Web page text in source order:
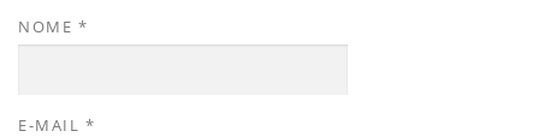
NOME *
E-MAIL *